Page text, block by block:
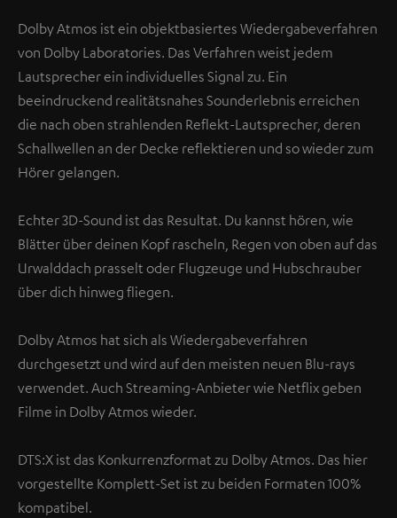
Dolby Atmos ist ein objektbasiertes Wiedergabeverfahren
von Dolby Laboratories. Das Verfahren weist jedem
Lautsprecher ein individuelles Signal zu. Ein
beeindruckend realitätsnahes Sounderlebnis erreichen
die nach oben strahlenden Reflekt-Lautsprecher, deren
Schallwellen an der Decke reflektieren und so wieder zum
Hörer gelangen.
Echter 3D-Sound ist das Resultat. Du kannst hören, wie
Blätter über deinen Kopf rascheln, Regen von oben auf das
Urwalddach prasselt oder Flugzeuge und Hubschrauber
über dich hinweg fliegen.
Dolby Atmos hat sich als Wiedergabeverfahren
durchgesetzt und wird auf den meisten neuen Blu-rays
verwendet. Auch Streaming-Anbieter wie Netflix geben
Filme in Dolby Atmos wieder.
DTS:X ist das Konkurrenzformat zu Dolby Atmos. Das hier
vorgestellte Komplett-Set ist zu beiden Formaten 100%
kompatibel.